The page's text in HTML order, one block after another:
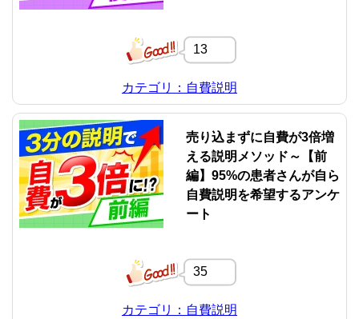
13
カテゴリ：自費説明
売り込まずに自費が3倍増
える説明メソッド～【前
編】95%の患者さんが自ら
自費説明を希望するアンケ
ート
35
カテゴリ：自費説明